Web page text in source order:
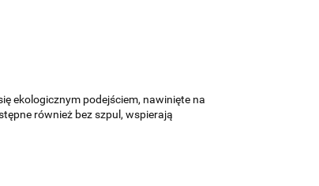
ekologicznym podejściem, nawinięte na
również bez szpul, wspierają